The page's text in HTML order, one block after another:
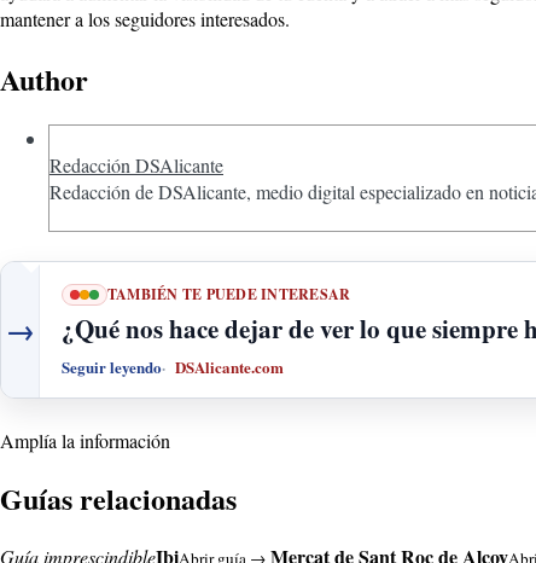
mantener a los seguidores interesados.
Author
Redacción DSAlicante
Redacción de DSAlicante, medio digital especializado en
→
TAMBIÉN TE PUEDE INTERESAR
¿Qué nos hace dejar de ver lo que siempre
Seguir leyendo DSAlicante.com
Amplía la información
Guías relacionadas
Guía imprescindibleIbiAbrir guía → Mercat de Sant Roc de Alcoy